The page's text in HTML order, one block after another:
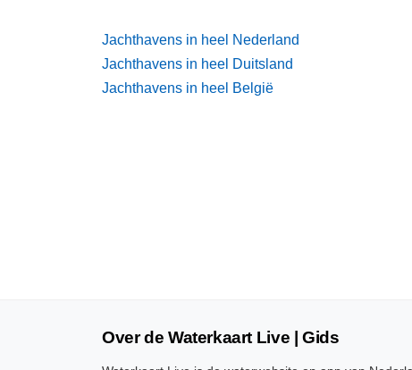
Jachthavens in heel Nederland
Jachthavens in heel Duitsland
Jachthavens in heel België
Over de Waterkaart Live | Gids